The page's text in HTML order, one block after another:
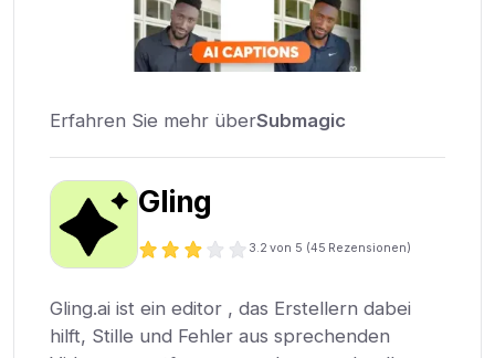
Erfahren Sie mehr überSubmagic
Gling
3.2 von 5 (45 Rezensionen)
Gling.ai ist ein editor , das Erstellern dabei
hilft, Stille und Fehler aus sprechenden